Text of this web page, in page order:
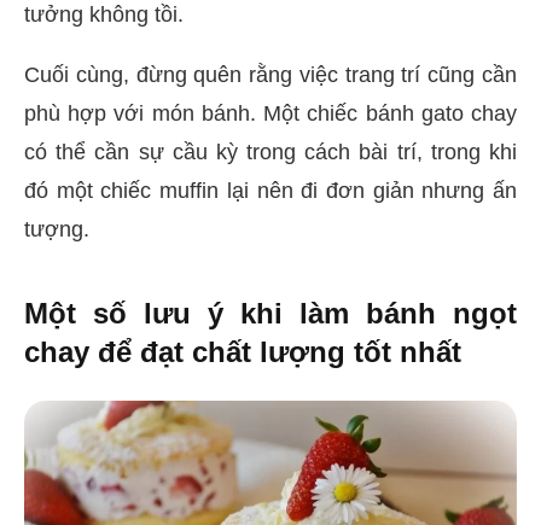
tưởng không tồi.
Cuối cùng, đừng quên rằng việc trang trí cũng cần
phù hợp với món bánh. Một chiếc bánh gato chay
có thể cần sự cầu kỳ trong cách bài trí, trong khi
đó một chiếc muffin lại nên đi đơn giản nhưng ấn
tượng.
Một số lưu ý khi làm bánh ngọt
chay để đạt chất lượng tốt nhất